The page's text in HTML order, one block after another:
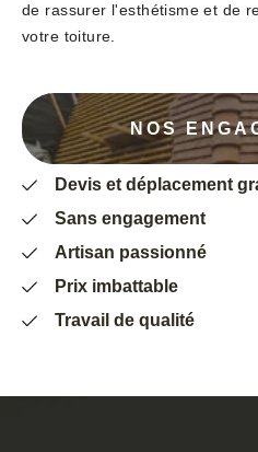
de rassurer l'esthétisme et de
votre toiture.
NOS
Devis et déplacement
Sans engagement
Artisan passionné
Prix imbattable
Travail de qualité